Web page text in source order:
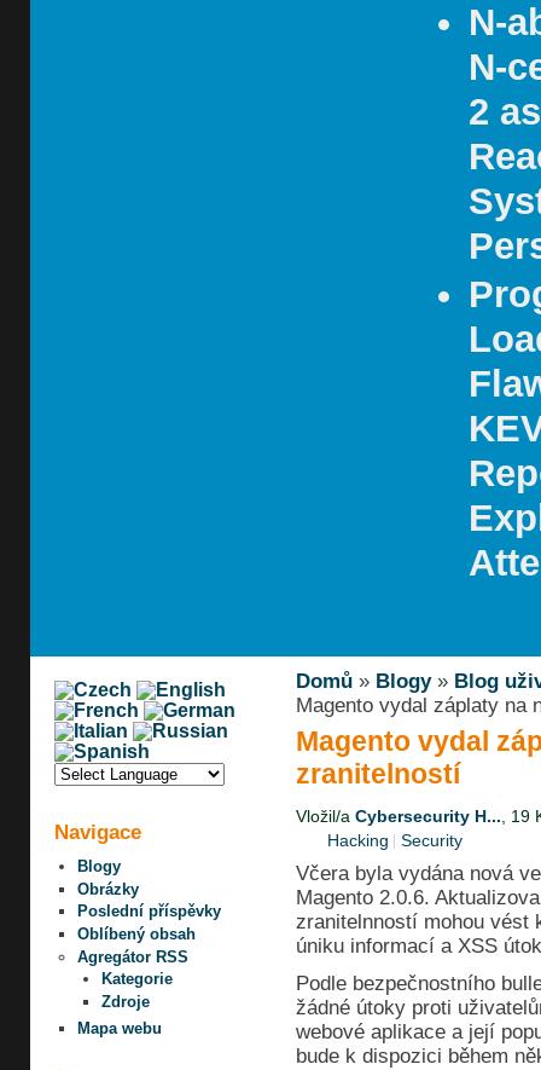
N-
N-
2
Navigace
Blogy
Obrázky
Poslední příspěvky
Oblíbený obsah
Agregátor RSS
Kategorie
Zdroje
Mapa webu
Domů» Blogy» Blog
Magento vydal záplaty na
Magento vydal
zranitelností
Vložil/a Cybersecurity H... , 19
Hacking
Security
Včera byla vydána nová
Magento 2.0.6.
zranitelnností mohou vést
úniku informací a XSS
Podle bezpečnostního
žádné útoky proti
webové aplikace a její
bude k dispozici během